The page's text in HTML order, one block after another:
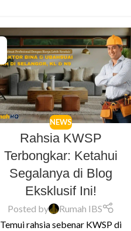
NEWS
Rahsia KWSP
Terbongkar: Ketahui
Segalanya di Blog
Eksklusif Ini!
Posted by
Rumah IBS
Temui rahsia sebenar KWSP di